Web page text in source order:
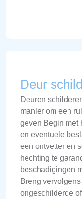
Deur
Deuren
manier om een
geven Begin met
en eventuele
een ontvetter en
hechting te
beschadigingen
Breng
ongeschilderde